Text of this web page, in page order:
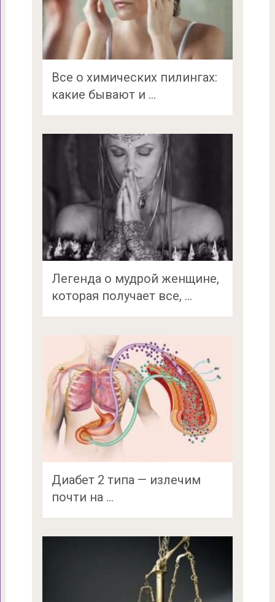
Все о химических пилингах:
какие бывают и …
Легенда о мудрой женщине,
которая получает все, …
Диабет 2 типа — излечим
почти на …